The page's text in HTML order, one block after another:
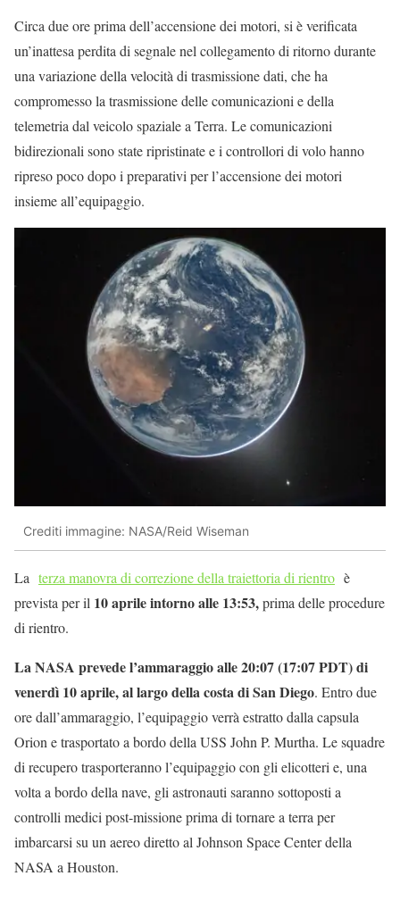
Circa due ore prima dell’accensione dei motori, si è verificata
un’inattesa perdita di segnale nel collegamento di ritorno durante
una variazione della velocità di trasmissione dati, che ha
compromesso la trasmissione delle comunicazioni e della
telemetria dal veicolo spaziale a Terra. Le comunicazioni
bidirezionali sono state ripristinate e i controllori di volo hanno
ripreso poco dopo i preparativi per l’accensione dei motori
insieme all’equipaggio.
Crediti immagine: NASA/Reid Wiseman
La terza manovra di correzione della traiettoria di rientro è
prevista per il 10 aprile intorno alle 13:53,prima delle procedure
di rientro.
La NASA prevede l’ammaraggio alle 20:07 (17:07 PDT) di
venerdì 10 aprile, al largo della costa di San Diego. Entro due
ore dall’ammaraggio, l’equipaggio verrà estratto dalla capsula
Orion e trasportato a bordo della USS John P. Murtha. Le squadre
di recupero trasporteranno l’equipaggio con gli elicotteri e, una
volta a bordo della nave, gli astronauti saranno sottoposti a
controlli medici post-missione prima di tornare a terra per
imbarcarsi su un aereo diretto al Johnson Space Center della
NASA a Houston.